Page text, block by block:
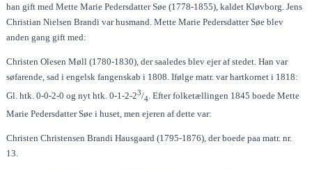
han gift med Mette Marie Pedersdatter Søe (1778-1855), kaldet Kløvborg. Jens
Christian Nielsen Brandi var husmand. Mette Marie Pedersdatter Søe blev
anden gang gift med:
Christen Olesen Møll (1780-1830), der saaledes blev ejer af stedet. Han var
søfarende, sad i engelsk fangenskab i 1808. Ifølge matr. var hartkornet i 1818:
Gl. htk. 0-0-2-0 og nyt htk. 0-1-2-23/4. Efter folketællingen 1845 boede Mette
Marie Pedersdatter Søe i huset, men ejeren af dette var:
Christen Christensen Brandi Hausgaard (1795-1876), der boede paa matr. nr.
13.